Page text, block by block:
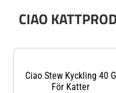
CIAO
Ciao Stew Kyckling 40 G
För Katter